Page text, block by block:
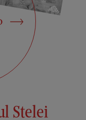
Stelei